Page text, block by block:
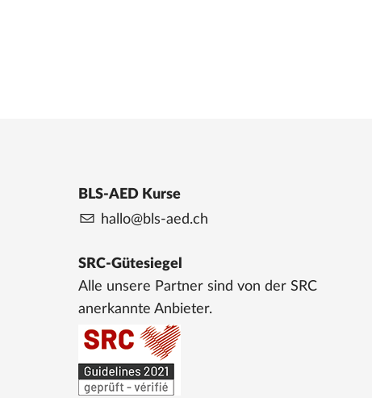
BLS-AED Kurse
hallo@bls-aed.ch
SRC-Gütesiegel
Alle unsere Partner sind von der SRC
anerkannte Anbieter.